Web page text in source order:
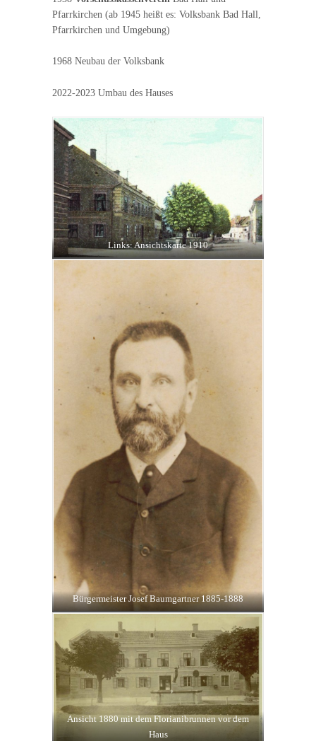
Pfarrkirchen (ab 1945 heißt es: Volksbank Bad Hall,
Pfarrkirchen und Umgebung)
1968 Neubau der Volksbank
2022-2023 Umbau des Hauses
Links: Ansichtskarte 1910
Bürgermeister Josef Baumgartner 1885-1888
Ansicht 1880 mit dem Florianibrunnen vor dem
Haus